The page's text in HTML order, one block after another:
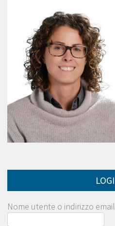
Nome utente o indirizzo email